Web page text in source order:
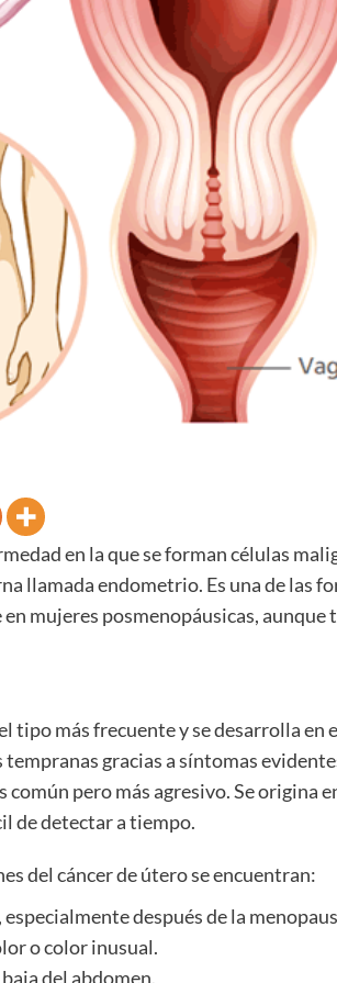
en la que se forman células
llamada endometrio. Es una de las
mujeres posmenopáusicas, aunque
tipo más frecuente y se desarrolla
gracias a síntomas
común pero más agresivo. Se origina
de detectar a tiempo.
del cáncer de útero se encuentran:
después de la
o color inusual.
del abdomen.